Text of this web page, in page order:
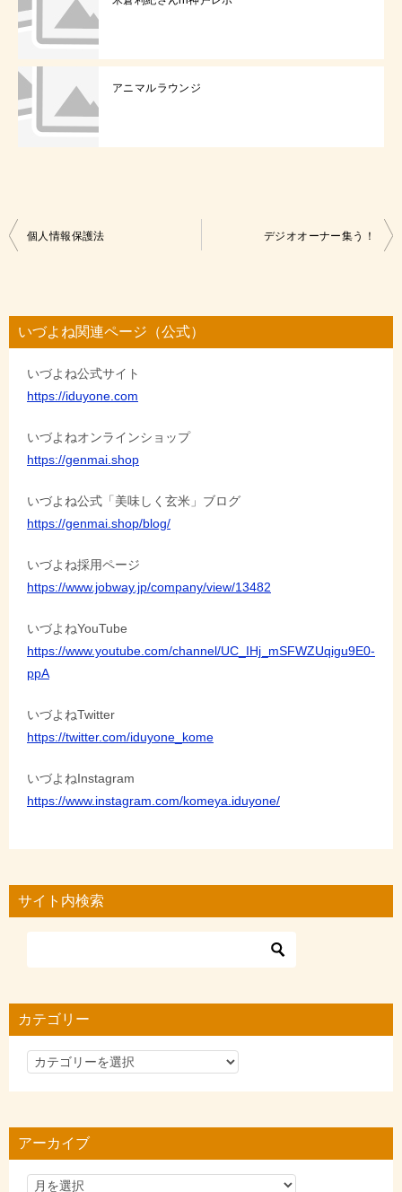
アニマルラウンジ
投
ビ
ゲ
個人情報保護法 デジオオーナー集う！
いづよね関連ページ（公式）
いづよね公式サイト
https://iduyone.com
いづよねオンラインショップ
https://genmai.shop
いづよね公式「美味しく玄米」ブログ
https://genmai.shop/blog/
いづよね採用ページ
https://www.jobway.jp/company/view/13482
いづよねYouTube
https://www.youtube.com/channel/UC_IHj_mSFWZUqigu9E0-
ppA
いづよねTwitter
https://twitter.com/iduyone_kome
いづよねInstagram
https://www.instagram.com/komeya.iduyone/
サイト内検索
カテゴリー
カ
リ
アーカイブ